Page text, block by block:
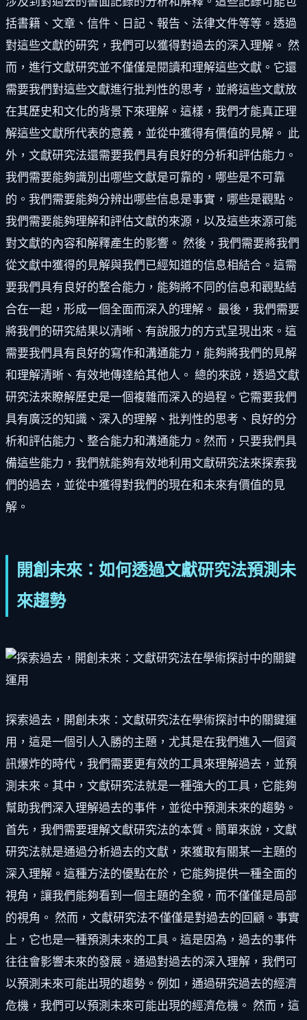
括書籍、文章、信件、日記、報告、法律文件等等。透過
對這些文獻的研究，我們可以獲得對過去的深入理解。 然
而，進行文獻研究並不僅僅是閱讀和理解這些文獻。它還
需要我們對這些文獻進行批判性的思考，並將這些文獻放
在其歷史和文化的背景下來理解。這樣，我們才能真正理
解這些文獻所代表的意義，並從中獲得有價值的見解。 此
外，文獻研究法還需要我們具有良好的分析和評估能力。
我們需要能夠識別出哪些文獻是可靠的，哪些是不可靠
的。我們需要能夠分辨出哪些信息是事實，哪些是觀點。
我們需要能夠理解和評估文獻的來源，以及這些來源可能
對文獻的內容和解釋產生的影響。 然後，我們需要將我們
從文獻中獲得的見解與我們已經知道的信息相結合。這需
要我們具有良好的整合能力，能夠將不同的信息和觀點結
合在一起，形成一個全面而深入的理解。 最後，我們需要
將我們的研究結果以清晰、有說服力的方式呈現出來。這
需要我們具有良好的寫作和溝通能力，能夠將我們的見解
和理解清晰、有效地傳達給其他人。 總的來說，透過文獻
研究法來瞭解歷史是一個複雜而深入的過程。它需要我們
具有廣泛的知識、深入的理解、批判性的思考、良好的分
析和評估能力、整合能力和溝通能力。然而，只要我們具
備這些能力，我們就能夠有效地利用文獻研究法來探索我
們的過去，並從中獲得對我們的現在和未來有價值的見
解。
開創未來：如何透過文獻研究法預測未
來趨勢
探索過去，開創未來：文獻研究法在學術探討中的關鍵運
用，這是一個引人入勝的主題，尤其是在我們進入一個資
訊爆炸的時代，我們需要更有效的工具來理解過去，並預
測未來。其中，文獻研究法就是一種強大的工具，它能夠
幫助我們深入理解過去的事件，並從中預測未來的趨勢。
首先，我們需要理解文獻研究法的本質。簡單來說，文獻
研究法就是通過分析過去的文獻，來獲取有關某一主題的
深入理解。這種方法的優點在於，它能夠提供一種全面的
視角，讓我們能夠看到一個主題的全貌，而不僅僅是局部
的視角。 然而，文獻研究法不僅僅是對過去的回顧。事實
上，它也是一種預測未來的工具。這是因為，過去的事件
往往會影響未來的發展。通過對過去的深入理解，我們可
以預測未來可能出現的趨勢。例如，通過研究過去的經濟
危機，我們可以預測未來可能出現的經濟危機。 然而，這